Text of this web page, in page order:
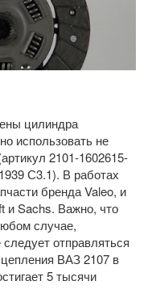
цилиндра
использовать не
2101-1602615-
С3.1). В работах
бренда Valeo, и
и Sachs. Важно, что
случае,
отправляться
ВАЗ 2107 в
5 тысячи